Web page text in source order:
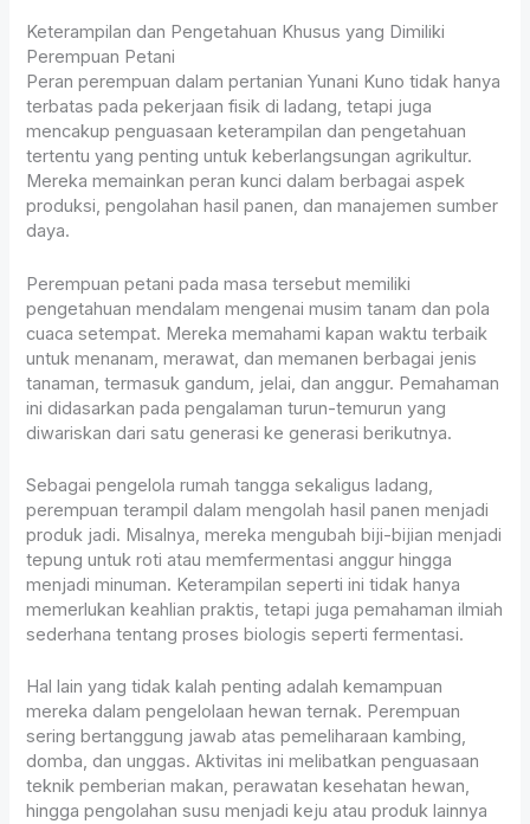
Keterampilan dan Pengetahuan Khusus yang Dimiliki
Perempuan Petani
Peran perempuan dalam pertanian Yunani Kuno tidak hanya
terbatas pada pekerjaan fisik di ladang, tetapi juga
mencakup penguasaan keterampilan dan pengetahuan
tertentu yang penting untuk keberlangsungan agrikultur.
Mereka memainkan peran kunci dalam berbagai aspek
produksi, pengolahan hasil panen, dan manajemen sumber
daya.
Perempuan petani pada masa tersebut memiliki
pengetahuan mendalam mengenai musim tanam dan pola
cuaca setempat. Mereka memahami kapan waktu terbaik
untuk menanam, merawat, dan memanen berbagai jenis
tanaman, termasuk gandum, jelai, dan anggur. Pemahaman
ini didasarkan pada pengalaman turun-temurun yang
diwariskan dari satu generasi ke generasi berikutnya.
Sebagai pengelola rumah tangga sekaligus ladang,
perempuan terampil dalam mengolah hasil panen menjadi
produk jadi. Misalnya, mereka mengubah biji-bijian menjadi
tepung untuk roti atau memfermentasi anggur hingga
menjadi minuman. Keterampilan seperti ini tidak hanya
memerlukan keahlian praktis, tetapi juga pemahaman ilmiah
sederhana tentang proses biologis seperti fermentasi.
Hal lain yang tidak kalah penting adalah kemampuan
mereka dalam pengelolaan hewan ternak. Perempuan
sering bertanggung jawab atas pemeliharaan kambing,
domba, dan unggas. Aktivitas ini melibatkan penguasaan
teknik pemberian makan, perawatan kesehatan hewan,
hingga pengolahan susu menjadi keju atau produk lainnya